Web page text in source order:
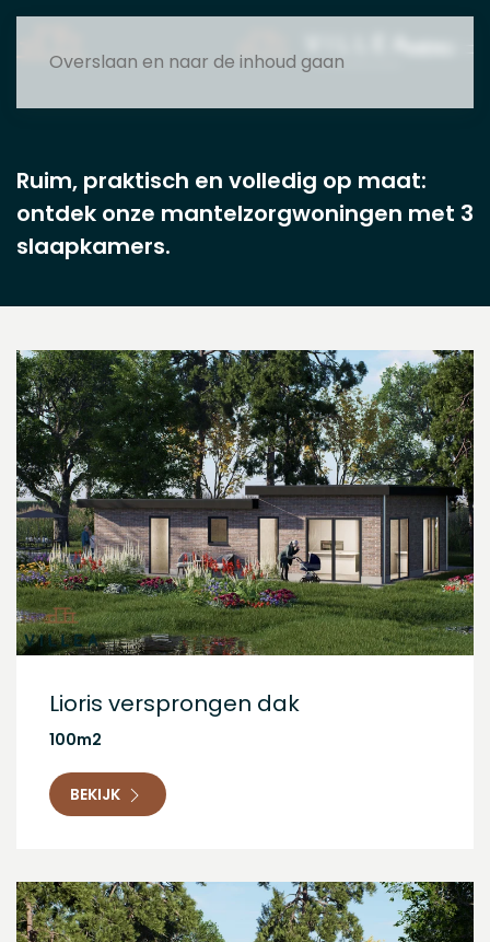
Overslaan en naar de inhoud gaan
Ruim, praktisch en volledig op maat:
ontdek onze mantelzorgwoningen met 3
slaapkamers.
Lioris versprongen dak
100m2
BEKIJK